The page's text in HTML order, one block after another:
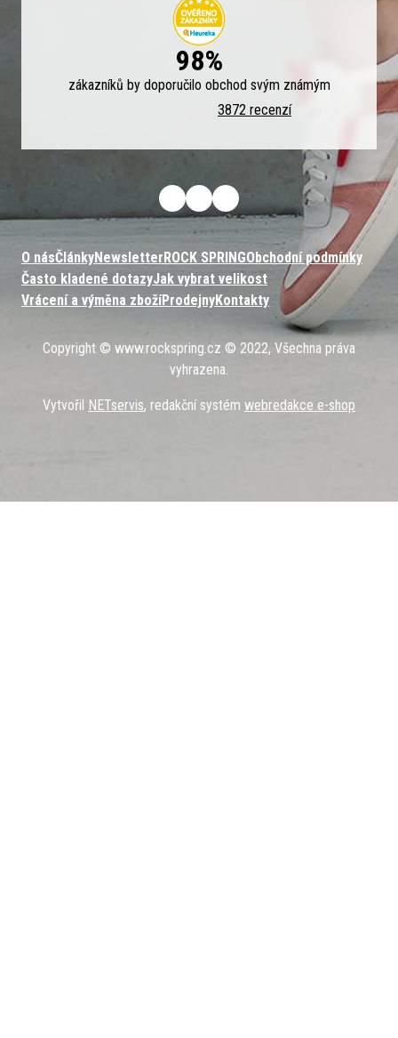
98%
zákazníků by doporučilo obchod svým známým
3872 recenzí
O násČlánkyNewsletterROCK SPRINGObchodní podmínky
Často kladené dotazyJak vybrat velikost
Vrácení a výměna zbožíProdejnyKontakty
Copyright © www.rockspring.cz © 2022, Všechna práva
vyhrazena.
Vytvořil NETservis, redakční systém webredakce e-shop